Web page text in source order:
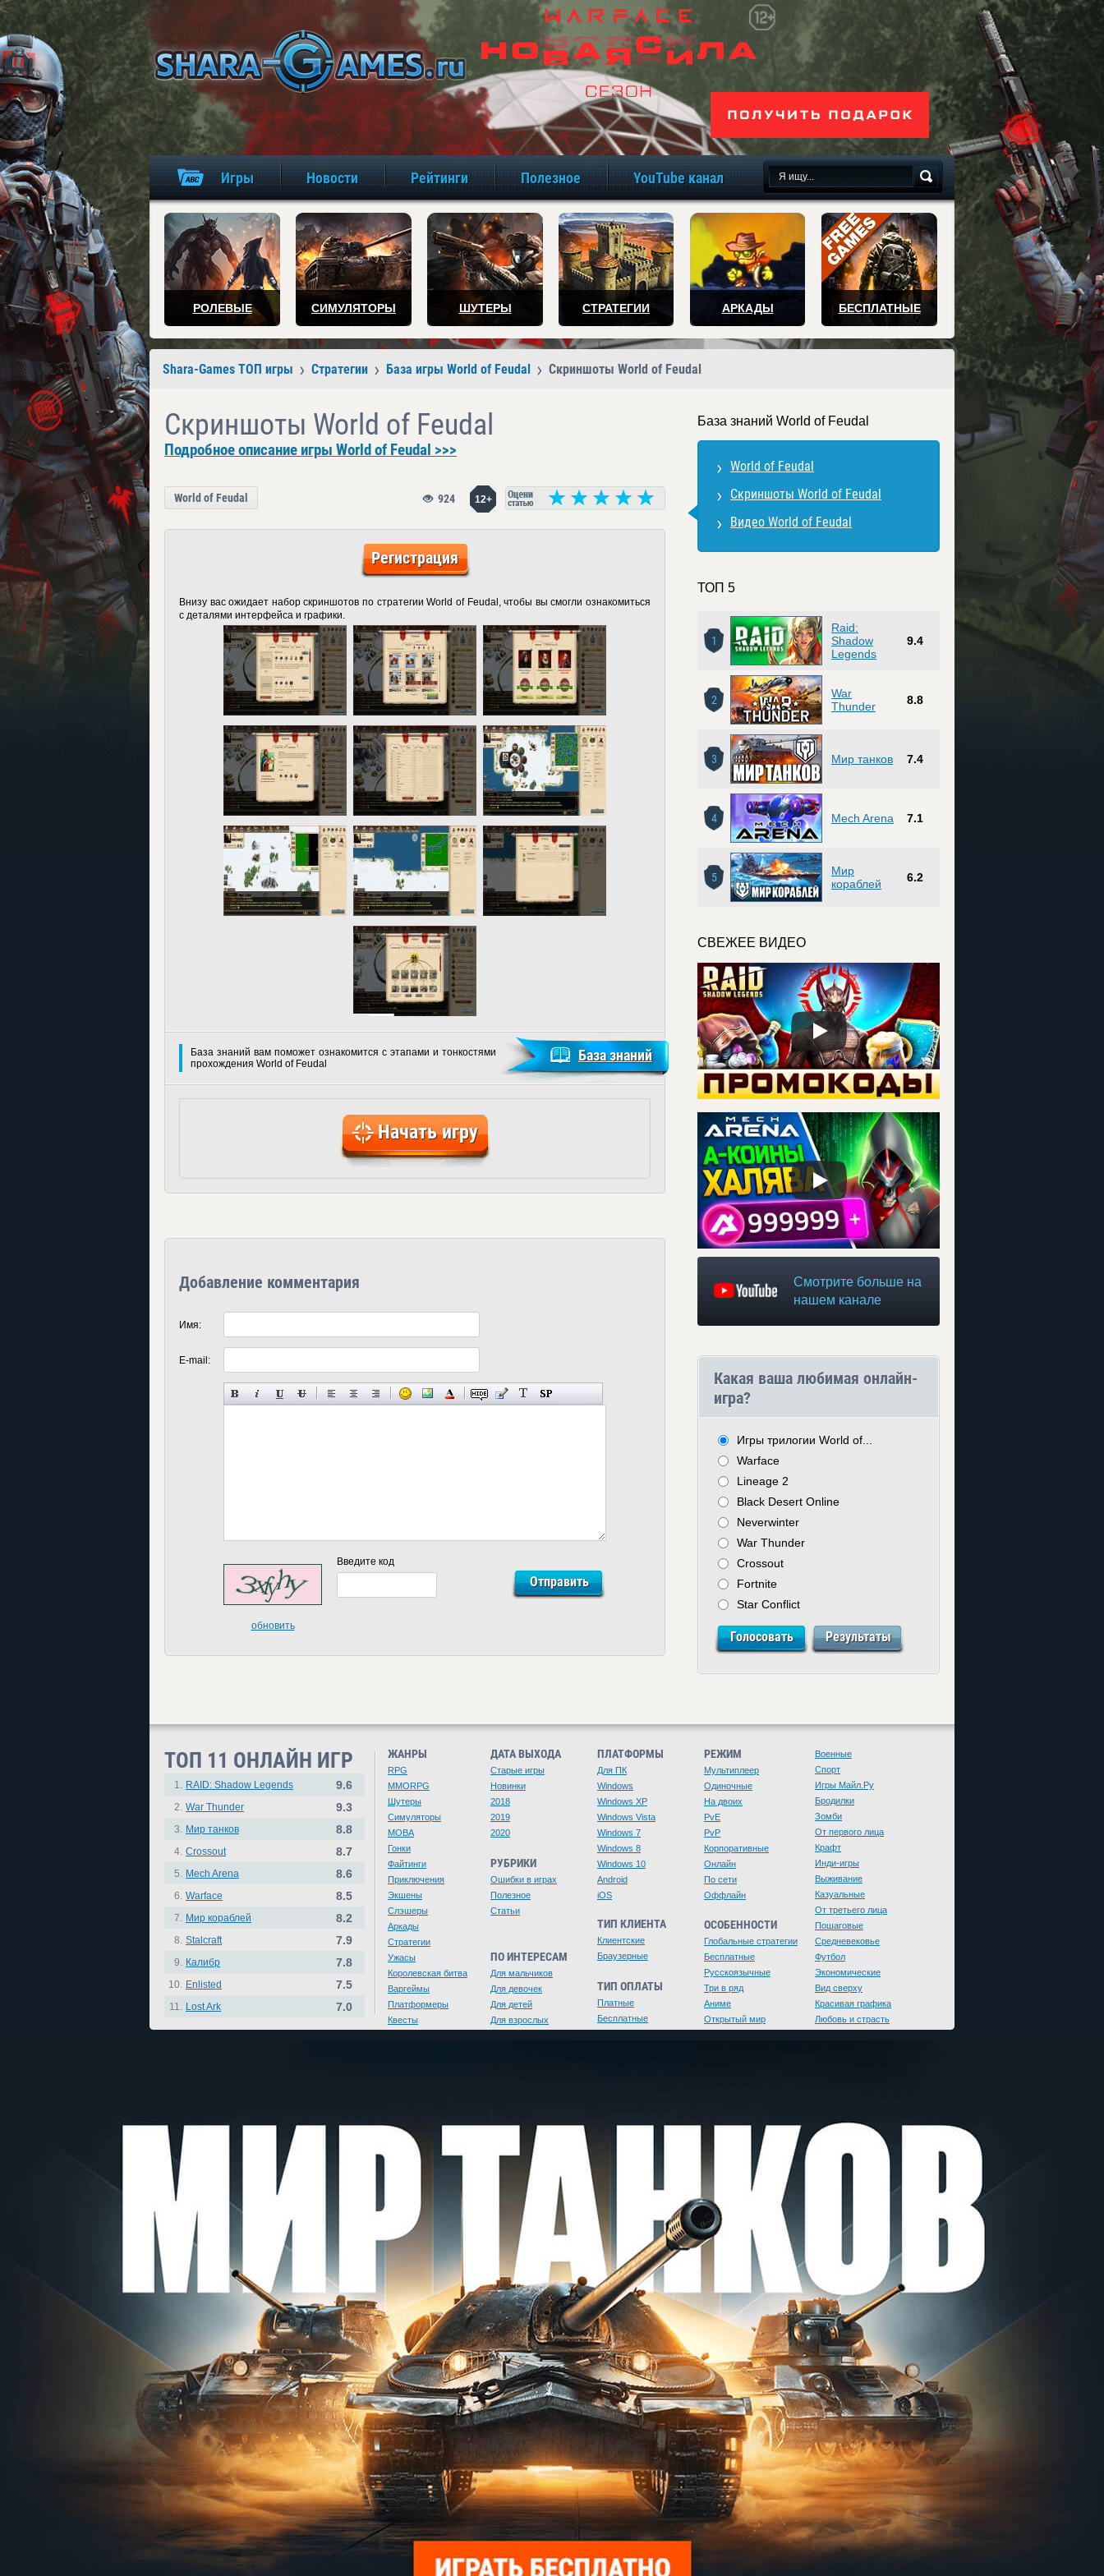
игры онлайн бесплатно
Игры Новости Рейтинги Полезное YouTube канал
РОЛЕВЫЕ СИМУЛЯТОРЫ ШУТЕРЫ СТРАТЕГИИ АРКАДЫ БЕСПЛАТНЫЕ
Shara-Games ТОП игры Стратегии База игры World of Feudal Скриншоты World of Feudal
Скриншоты World of Feudal
Подробное описание игры World of Feudal >>>
World of Feudal 12+
924
Регистрация
Внизу вас ожидает набор скриншотов по стратегии World of Feudal, чтобы вы смогли ознакомиться
с деталями интерфейса и графики.
База знаний вам поможет ознакомится с этапами и тонкостями
прохождения World of Feudal
База знаний
Начать игру
Добавление комментария
Имя:
E-mail:
обновить
Введите код
База знаний World of Feudal
World of Feudal
Скриншоты World of Feudal
Видео World of Feudal
ТОП 5
1
Raid:
Shadow
Legends
9.4
2
War
Thunder
8.8
3 Мир танков 7.4
4 Mech Arena 7.1
5
Мир
кораблей
6.2
СВЕЖЕЕ ВИДЕО
Смотрите больше на
нашем канале
Какая ваша любимая онлайн-
игра?
Игры трилогии World of...
Warface
Lineage 2
Black Desert Online
Neverwinter
War Thunder
Crossout
Fortnite
Star Conflict
ТОП 11 ОНЛАЙН ИГР
1. RAID: Shadow Legends 9.6
2. War Thunder 9.3
3. Мир танков 8.8
4. Crossout 8.7
5. Mech Arena 8.6
6. Warface 8.5
7. Мир кораблей 8.2
8. Stalcraft 7.9
9. Калибр 7.8
10. Enlisted 7.5
11. Lost Ark 7.0
ЖАНРЫ
RPG
MMORPG
Шутеры
Симуляторы
MOBA
Гонки
Файтинги
Приключения
Экшены
Слэшеры
Аркады
Стратегии
Ужасы
Королевская битва
Варгеймы
Платформеры
Квесты
ДАТА ВЫХОДА
Старые игры
Новинки
2018
2019
2020
РУБРИКИ
Ошибки в играх
Полезное
Статьи
ПО ИНТЕРЕСАМ
Для мальчиков
Для девочек
Для детей
Для взрослых
ПЛАТФОРМЫ
Для ПК
Windows
Windows XP
Windows Vista
Windows 7
Windows 8
Windows 10
Android
iOS
ТИП КЛИЕНТА
Клиентские
Браузерные
ТИП ОПЛАТЫ
Платные
Бесплатные
РЕЖИМ
Мультиплеер
Одиночные
На двоих
PvE
PvP
Корпоративные
Онлайн
По сети
Оффлайн
ОСОБЕННОСТИ
Глобальные стратегии
Бесплатные
Русскоязычные
Три в ряд
Аниме
Открытый мир
Военные
Спорт
Игры Майл.Ру
Бродилки
Зомби
От первого лица
Крафт
Инди-игры
Выживание
Казуальные
От третьего лица
Пошаговые
Средневековье
Футбол
Экономические
Вид сверху
Красивая графика
Любовь и страсть